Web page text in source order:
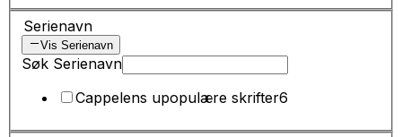
Serienavn
Vis Serienavn
Søk Serienavn
Cappelens upopulære skrifter6